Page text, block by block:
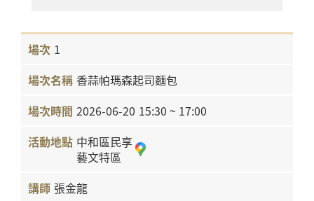
1
香蒜帕瑪森起司麵包
2026-06-20 15:30 ~ 17:00
中和區民享
藝文特區
張金龍